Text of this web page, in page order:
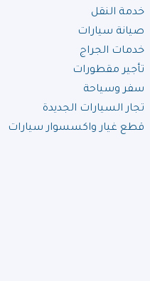
خدمة النقل
صيانة سيارات
خدمات الجراج
تأجير مقطورات
سفر وسياحة
تجار السيارات الجديدة
قطع غيار واكسسوار سيارات